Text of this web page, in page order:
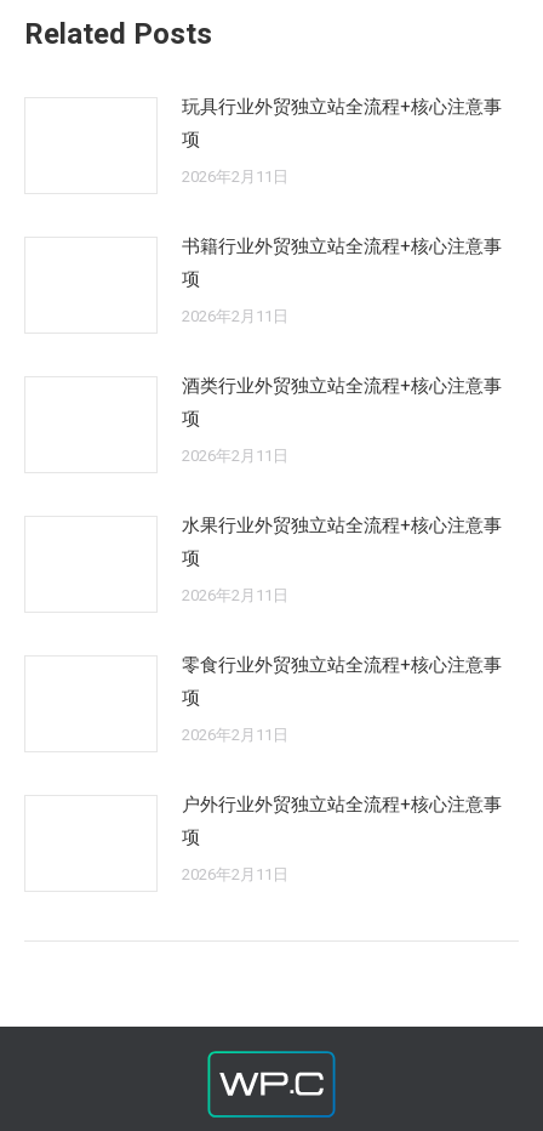
Related Posts
玩具行业外贸独立站全流程+核心注意事
项
2026年2月11日
书籍行业外贸独立站全流程+核心注意事
项
2026年2月11日
酒类行业外贸独立站全流程+核心注意事
项
2026年2月11日
水果行业外贸独立站全流程+核心注意事
项
2026年2月11日
零食行业外贸独立站全流程+核心注意事
项
2026年2月11日
户外行业外贸独立站全流程+核心注意事
项
2026年2月11日